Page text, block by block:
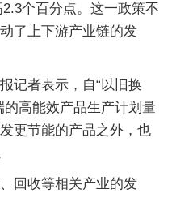
个百分点。这一政策不
了上下游产业链的发
者表示，自“以旧换
的高能效产品生产计划量
更节能的产品之外，也
收等相关产业的发